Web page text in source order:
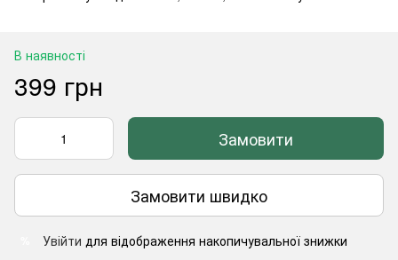
В наявності
399 грн
Замовити
Замовити швидко
Увійти для відображення накопичувальної знижки